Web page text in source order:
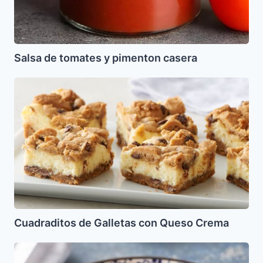
Salsa de tomates y pimenton casera
Galletas
con
Queso
Crema
Cuadraditos de Galletas con Queso Crema
Fideos